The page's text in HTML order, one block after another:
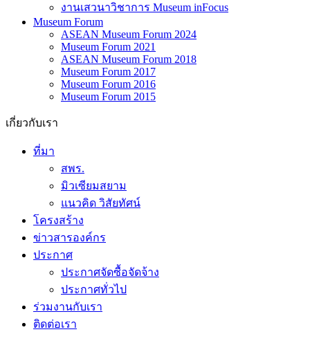
งานเสวนาวิชาการ Museum inFocus
Museum Forum
ASEAN Museum Forum 2024
Museum Forum 2021
ASEAN Museum Forum 2018
Museum Forum 2017
Museum Forum 2016
Museum Forum 2015
เกี่ยวกับเรา
ที่มา
สพร.
มิวเซียมสยาม
แนวคิด วิสัยทัศน์
โครงสร้าง
ข่าวสารองค์กร
ประกาศ
ประกาศจัดซื้อจัดจ้าง
ประกาศทั่วไป
ร่วมงานกับเรา
ติดต่อเรา